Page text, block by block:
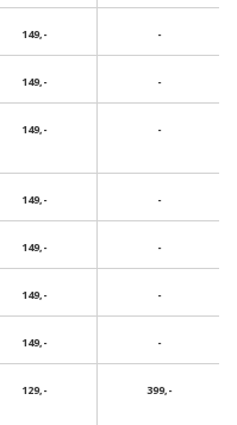
149,- -
149,- -
149,- -
149,- -
149,- -
149,- -
149,- -
129,- 399,-